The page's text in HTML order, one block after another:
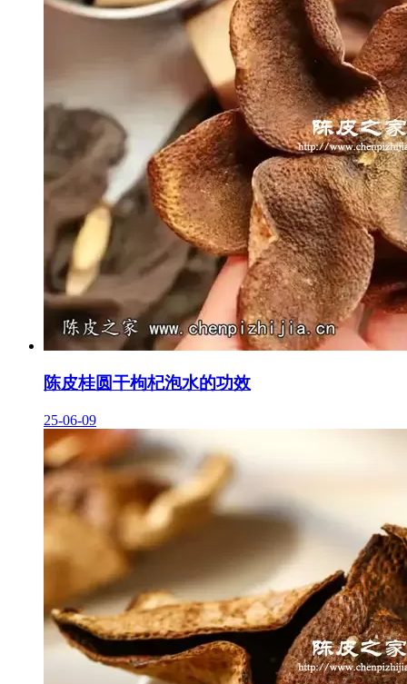
陈皮桂圆干枸杞泡水的功效
25-06-09